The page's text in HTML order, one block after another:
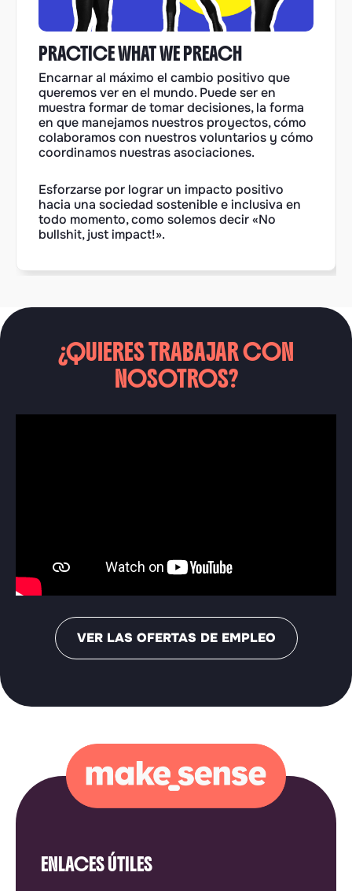
PRACTICE WHAT WE PREACH
Encarnar al máximo el cambio positivo que
queremos ver en el mundo. Puede ser en
muestra formar de tomar decisiones, la forma
en que manejamos nuestros proyectos, cómo
colaboramos con nuestros voluntarios y cómo
coordinamos nuestras asociaciones.
Esforzarse por lograr un impacto positivo
hacia una sociedad sostenible e inclusiva en
todo momento, como solemos decir «No
bullshit, just impact!».
¿QUIERES TRABAJAR CON
NOSOTROS?
VER LAS OFERTAS DE EMPLEO
ENLACES ÚTILES